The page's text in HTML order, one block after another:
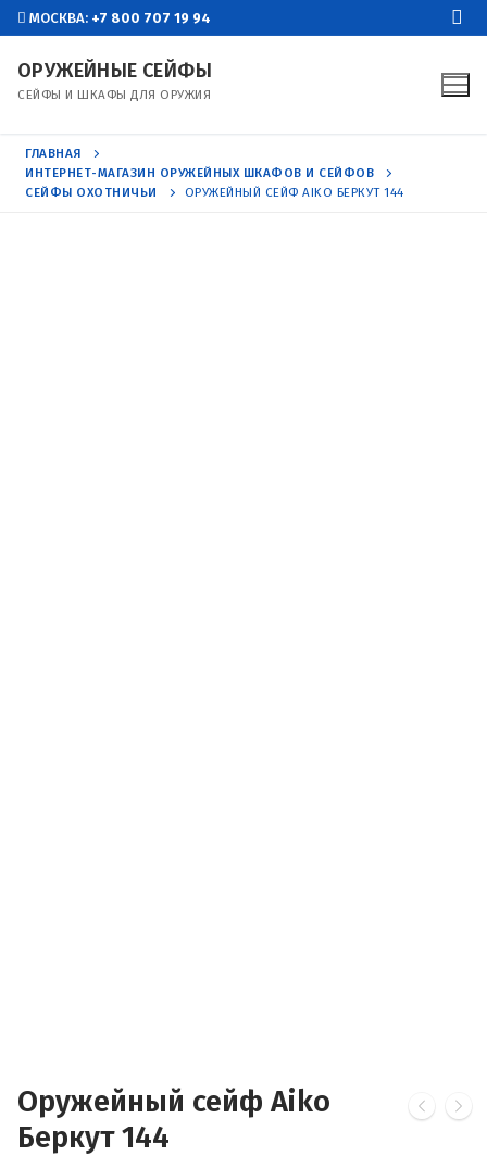
Перейти
содержимому
МОСКВА: +7 800 707 19 94
ОРУЖЕЙНЫЕ СЕЙФЫ
СЕЙФЫ И ШКАФЫ ДЛЯ ОРУЖИЯ
ГЛАВНАЯ
ИНТЕРНЕТ-МАГАЗИН ОРУЖЕЙНЫХ ШКАФОВ И СЕЙФОВ
СЕЙФЫ ОХОТНИЧЬИ
ОРУЖЕЙНЫЙ СЕЙФ AIKO БЕРКУТ 144
Оружейный сейф Aiko
Беркут 144